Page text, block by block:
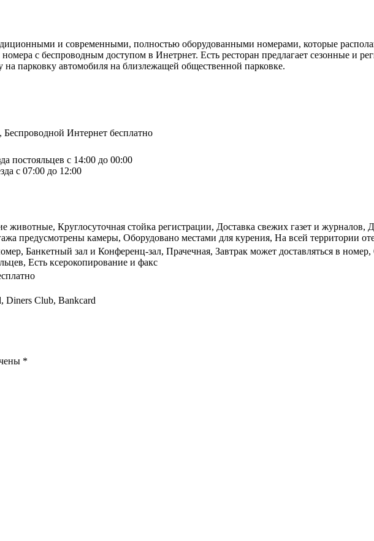
и современными, полностью оборудованными номерами, которые
с беспроводным доступом в Инетрнет. Есть ресторан предлагает сезонные и
на парковку автомобиля на близлежащей общественной парковке.
Интернет бесплатно
постояльцев с 14:00 до 00:00
с 07:00 до 12:00
Круглосуточная стойка регистрации, Доставка свежих газет и журналов,
предусмотрены камеры, Оборудовано местами для курения, На всей территории
Банкетный зал и Конференц-зал, Прачечная, Завтрак может доставляться в
Есть ксерокопирование и факс
Diners Club, Bankcard
*